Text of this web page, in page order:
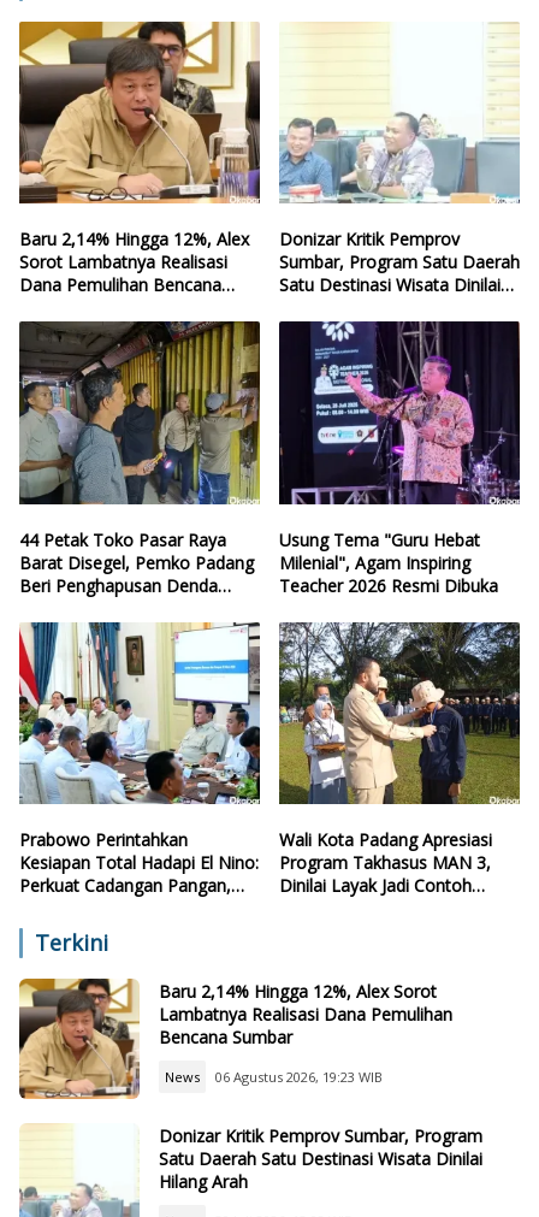
Baru 2,14% Hingga 12%, Alex
Sorot Lambatnya Realisasi
Dana Pemulihan Bencana
Donizar Kritik Pemprov
Sumbar, Program Satu Daerah
Satu Destinasi Wisata Dinilai
44 Petak Toko Pasar Raya
Barat Disegel, Pemko Padang
Beri Penghapusan Denda
Usung Tema "Guru Hebat
Milenial", Agam Inspiring
Teacher 2026 Resmi Dibuka
Prabowo Perintahkan
Kesiapan Total Hadapi El Nino:
Perkuat Cadangan Pangan,
Wali Kota Padang Apresiasi
Program Takhasus MAN 3,
Dinilai Layak Jadi Contoh
Terkini
Baru 2,14% Hingga 12%, Alex Sorot
Lambatnya Realisasi Dana Pemulihan
Bencana Sumbar
News 06 Agustus 2026, 19:23 WIB
Donizar Kritik Pemprov Sumbar, Program
Satu Daerah Satu Destinasi Wisata Dinilai
Hilang Arah